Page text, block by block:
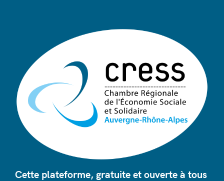
Cette plateforme, gratuite et ouverte à tous